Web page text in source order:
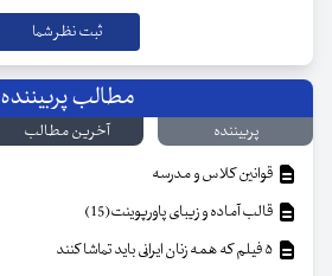
مطالب پربیننده
پربیننده
آخرین مطالب
قوانین کلاس و مدرسه
قالب آماده و زیبای پاورپوینت(15)